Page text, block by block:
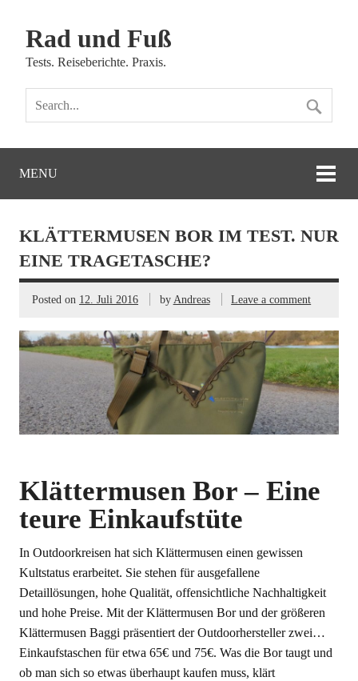
Rad und Fuß
Tests. Reiseberichte. Praxis.
MENU
KLÄTTERMUSEN BOR IM TEST. NUR
EINE TRAGETASCHE?
Posted on 12. Juli 2016 byAndreas Leave a comment
Klättermusen Bor – Eine
teure Einkaufstüte
In Outdoorkreisen hat sich Klättermusen einen gewissen
Kultstatus erarbeitet. Sie stehen für ausgefallene
Detaillösungen, hohe Qualität, offensichtliche Nachhaltigkeit
und hohe Preise. Mit der Klättermusen Bor und der größeren
Klättermusen Baggi präsentiert der Outdoorhersteller zwei…
Einkaufstaschen für etwa 65€ und 75€. Was die Bor taugt und
ob man sich so etwas überhaupt kaufen muss, klärt